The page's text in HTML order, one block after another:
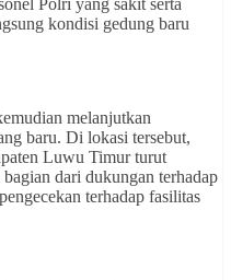
Polri yang sakit serta
kondisi gedung baru
melanjutkan
baru. Di lokasi tersebut,
Luwu Timur turut
dari dukungan terhadap
terhadap fasilitas